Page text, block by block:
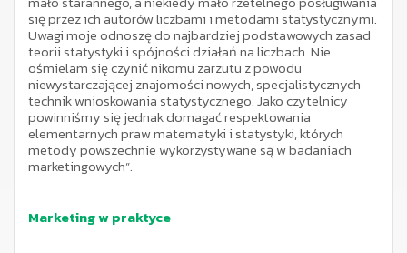
się przez ich autorów liczbami i metodami statystycznymi.
Uwagi moje odnoszę do najbardziej podstawowych zasad
teorii statystyki i spójności działań na liczbach. Nie
ośmielam się czynić nikomu zarzutu z powodu
niewystarczającej znajomości nowych, specjalistycznych
technik wnioskowania statystycznego. Jako czytelnicy
powinniśmy się jednak domagać respektowania
elementarnych praw matematyki i statystyki, których
metody powszechnie wykorzystywane są w badaniach
marketingowych”.
Marketing w praktyce